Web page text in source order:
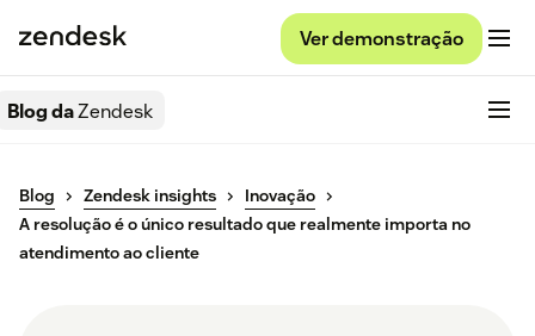
Ver demonstração
Blog daZendesk
Blog Zendesk insights
Inovação
A resolução é o único resultado que realmente importa no
atendimento ao cliente